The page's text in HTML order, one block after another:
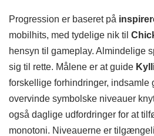
Progression er baseret på
mobilhits, med tydelige nik til
hensyn til gameplay. Almindelige
sig til rette. Målene er at guide
forskellige forhindringer, indsamle
overvinde symbolske niveauer
også daglige udfordringer for at
monotoni. Niveauerne er